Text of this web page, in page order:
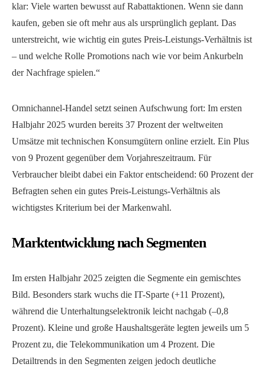
klar: Viele warten bewusst auf Rabattaktionen. Wenn sie dann
kaufen, geben sie oft mehr aus als ursprünglich geplant. Das
unterstreicht, wie wichtig ein gutes Preis-Leistungs-Verhältnis ist
– und welche Rolle Promotions nach wie vor beim Ankurbeln
der Nachfrage spielen.“
Omnichannel-Handel setzt seinen Aufschwung fort: Im ersten
Halbjahr 2025 wurden bereits 37 Prozent der weltweiten
Umsätze mit technischen Konsumgütern online erzielt. Ein Plus
von 9 Prozent gegenüber dem Vorjahreszeitraum. Für
Verbraucher bleibt dabei ein Faktor entscheidend: 60 Prozent der
Befragten sehen ein gutes Preis-Leistungs-Verhältnis als
wichtigstes Kriterium bei der Markenwahl.
Marktentwicklung nach Segmenten
Im ersten Halbjahr 2025 zeigten die Segmente ein gemischtes
Bild. Besonders stark wuchs die IT-Sparte (+11 Prozent),
während die Unterhaltungselektronik leicht nachgab (–0,8
Prozent). Kleine und große Haushaltsgeräte legten jeweils um 5
Prozent zu, die Telekommunikation um 4 Prozent. Die
Detailtrends in den Segmenten zeigen jedoch deutliche